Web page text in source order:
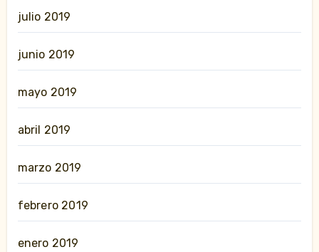
julio 2019
junio 2019
mayo 2019
abril 2019
marzo 2019
febrero 2019
enero 2019